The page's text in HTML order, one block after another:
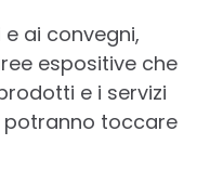
ai convegni,
espositive che
e i servizi
potranno toccare